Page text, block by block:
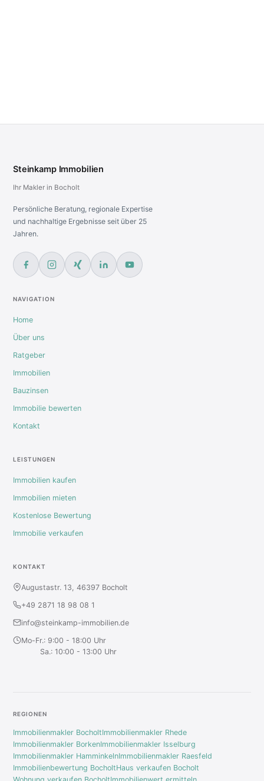
Steinkamp Immobilien
Ihr Makler in Bocholt
Persönliche Beratung, regionale Expertise
und nachhaltige Ergebnisse seit über 25
Jahren.
NAVIGATION
Home
Über uns
Ratgeber
Immobilien
Bauzinsen
Immobilie bewerten
Kontakt
LEISTUNGEN
Immobilien kaufen
Immobilien mieten
Kostenlose Bewertung
Immobilie verkaufen
KONTAKT
Augustastr. 13, 46397 Bocholt
+49 2871 18 98 08 1
info@steinkamp-immobilien.de
Mo-Fr.: 9:00 - 18:00 Uhr
Sa.: 10:00 - 13:00 Uhr
REGIONEN
Immobilienmakler BocholtImmobilienmakler Rhede
Immobilienmakler BorkenImmobilienmakler Isselburg
Immobilienmakler HamminkelnImmobilienmakler Raesfeld
Immobilienbewertung BocholtHaus verkaufen Bocholt